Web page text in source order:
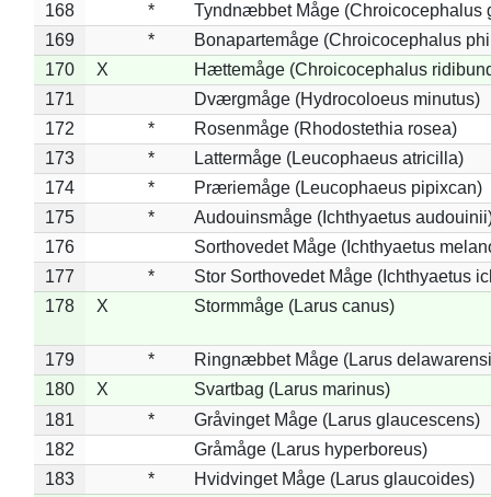
168
*
Tyndnæbbet Måge (Chroicocephalus
169
*
Bonapartemåge (Chroicocephalus
170
X
Hættemåge (Chroicocephalus
171
Dværgmåge (Hydrocoloeus minutus)
172
*
Rosenmåge (Rhodostethia rosea)
173
*
Lattermåge (Leucophaeus atricilla)
174
*
Præriemåge (Leucophaeus pipixcan)
175
*
Audouinsmåge (Ichthyaetus
176
Sorthovedet Måge (Ichthyaetus
177
*
Stor Sorthovedet Måge (Ichthyaetus
178
X Stormmåge (Larus canus)
179 *
Ringnæbbet Måge (Larus
180
X
Svartbag (Larus marinus)
181
*
Gråvinget Måge (Larus glaucescens)
182
Gråmåge (Larus hyperboreus)
183
*
Hvidvinget Måge (Larus glaucoides)